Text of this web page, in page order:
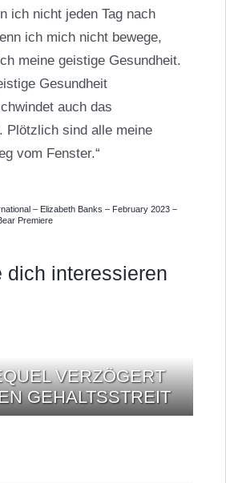
ich nicht jeden Tag nach
ich mich nicht bewege,
meine geistige Gesundheit.
Gesundheit
auch das
Plötzlich sind alle meine
vom Fenster.“
– Elizabeth Banks – February 2023 –
Premiere
dich interessieren
VERZÖGERT
GEHALTSSTREIT